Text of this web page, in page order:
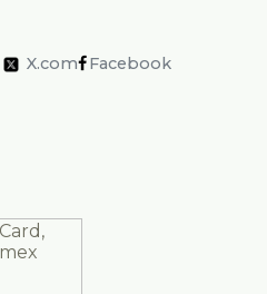
X.com Facebook